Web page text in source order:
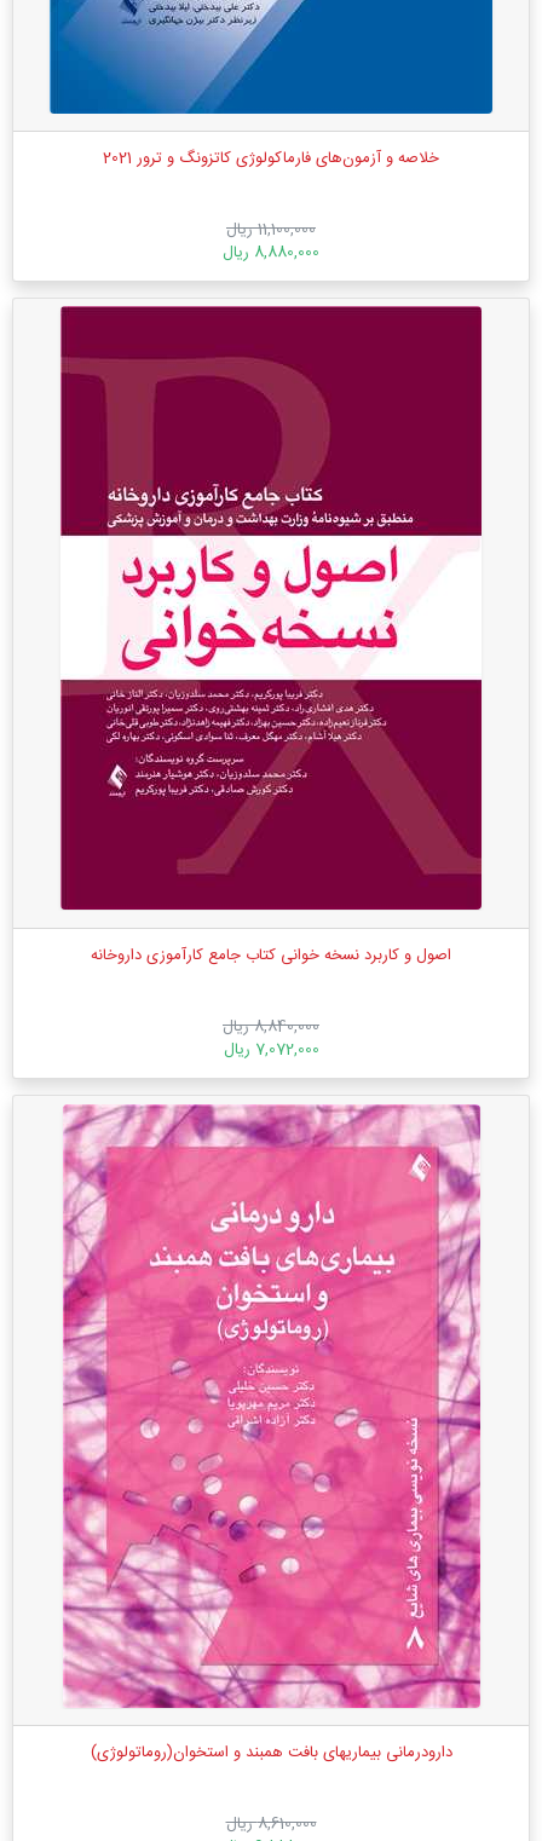
خلاصه و آزمون‌های فارماکولوژی کاتزونگ و ترور 2021
11,100,000 ریال
8,880,000 ریال
اصول و کاربرد نسخه خوانی کتاب جامع کارآموزی داروخانه
8,840,000 ریال
7,072,000 ریال
دارودرمانی بیماریهای بافت همبند و استخوان(روماتولوژی)
8,610,000 ریال